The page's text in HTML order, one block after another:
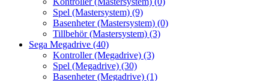
Spel (Mastersystem) (9)
Basenheter (Mastersystem) (0)
Tillbehör (Mastersystem) (3)
Sega Megadrive (40)
Kontroller (Megadrive) (3)
Spel (Megadrive) (30)
Basenheter (Megadrive) (1)